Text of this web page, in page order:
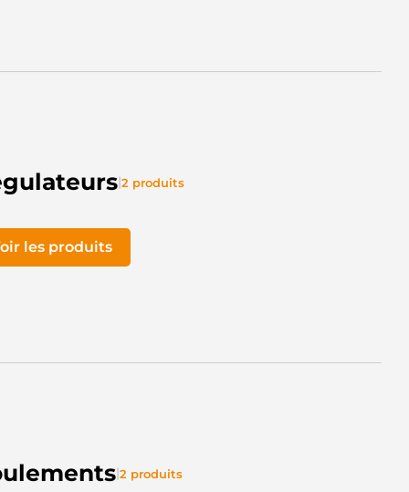
|2 produits
les produits
| 2 produits